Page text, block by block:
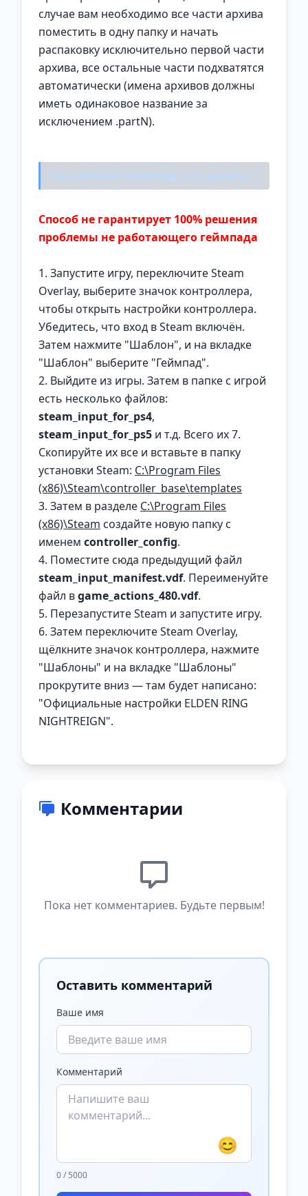
случае вам необходимо все части архива
поместить в одну папку и начать
распаковку исключительно первой части
архива, все остальные части подхватятся
автоматически (имена архивов должны
иметь одинаковое название за
исключением .partN).
Не работает геймпад, что делать:
Способ не гарантирует 100% решения
проблемы не работающего геймпада
1. Запустите игру, переключите Steam
Overlay, выберите значок контроллера,
чтобы открыть настройки контроллера.
Убедитесь, что вход в Steam включён.
Затем нажмите "Шаблон", и на вкладке
"Шаблон" выберите "Геймпад".
2. Выйдите из игры. Затем в папке с игрой
есть несколько файлов:
steam_input_for_ps4,
steam_input_for_ps5 и т.д. Всего их 7.
Скопируйте их все и вставьте в папку
установки Steam: C:\Program Files
(x86)\Steam\controller_base\templates
3. Затем в разделе C:\Program Files
(x86)\Steam создайте новую папку с
именем controller_config.
4. Поместите сюда предыдущий файл
steam_input_manifest.vdf. Переименуйте
файл вgame_actions_480.vdf.
5. Перезапустите Steam и запустите игру.
6. Затем переключите Steam Overlay,
щёлкните значок контроллера, нажмите
"Шаблоны" и на вкладке "Шаблоны"
прокрутите вниз — там будет написано:
"Официальные настройки ELDEN RING
NIGHTREIGN".
Комментарии
Пока нет комментариев. Будьте первым!
Оставить комментарий
Ваше имя
Комментарий
😊
0 / 5000